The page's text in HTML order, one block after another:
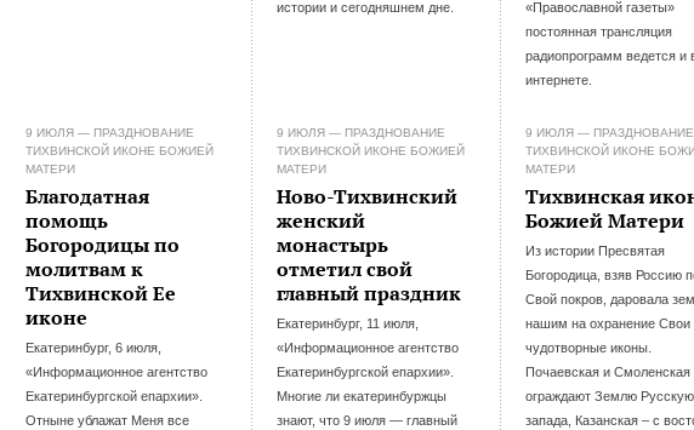
истории и сегодняшнем дне.
«Православной газеты»
постоянная трансляция
радиопрограмм ведется и
интернете.
9 ИЮЛЯ — ПРАЗДНОВАНИЕ
ТИХВИНСКОЙ ИКОНЕ БОЖИЕЙ
МАТЕРИ
Благодатная
помощь
Богородицы по
молитвам к
Тихвинской Ее
иконе
Екатеринбург, 6 июля,
«Информационное агентство
Екатеринбургской епархии».
Отныне ублажат Меня все
9 ИЮЛЯ — ПРАЗДНОВАНИЕ
ТИХВИНСКОЙ ИКОНЕ БОЖИЕЙ
МАТЕРИ
Ново-Тихвинский
женский
монастырь
отметил свой
главный праздник
Екатеринбург, 11 июля,
«Информационное агентство
Екатеринбургской епархии».
Многие ли екатеринбуржцы
знают, что 9 июля — главный
9 ИЮЛЯ — ПРАЗДНОВАНИЕ
ТИХВИНСКОЙ ИКОНЕ
МАТЕРИ
Тихвинская
Божией Матери
Из истории Пресвятая
Богородица, взяв Россию
Свой покров, даровала
нашим на охранение Свои
чудотворные иконы.
Почаевская и Смоленская
ограждают Землю
запада, Казанская – с